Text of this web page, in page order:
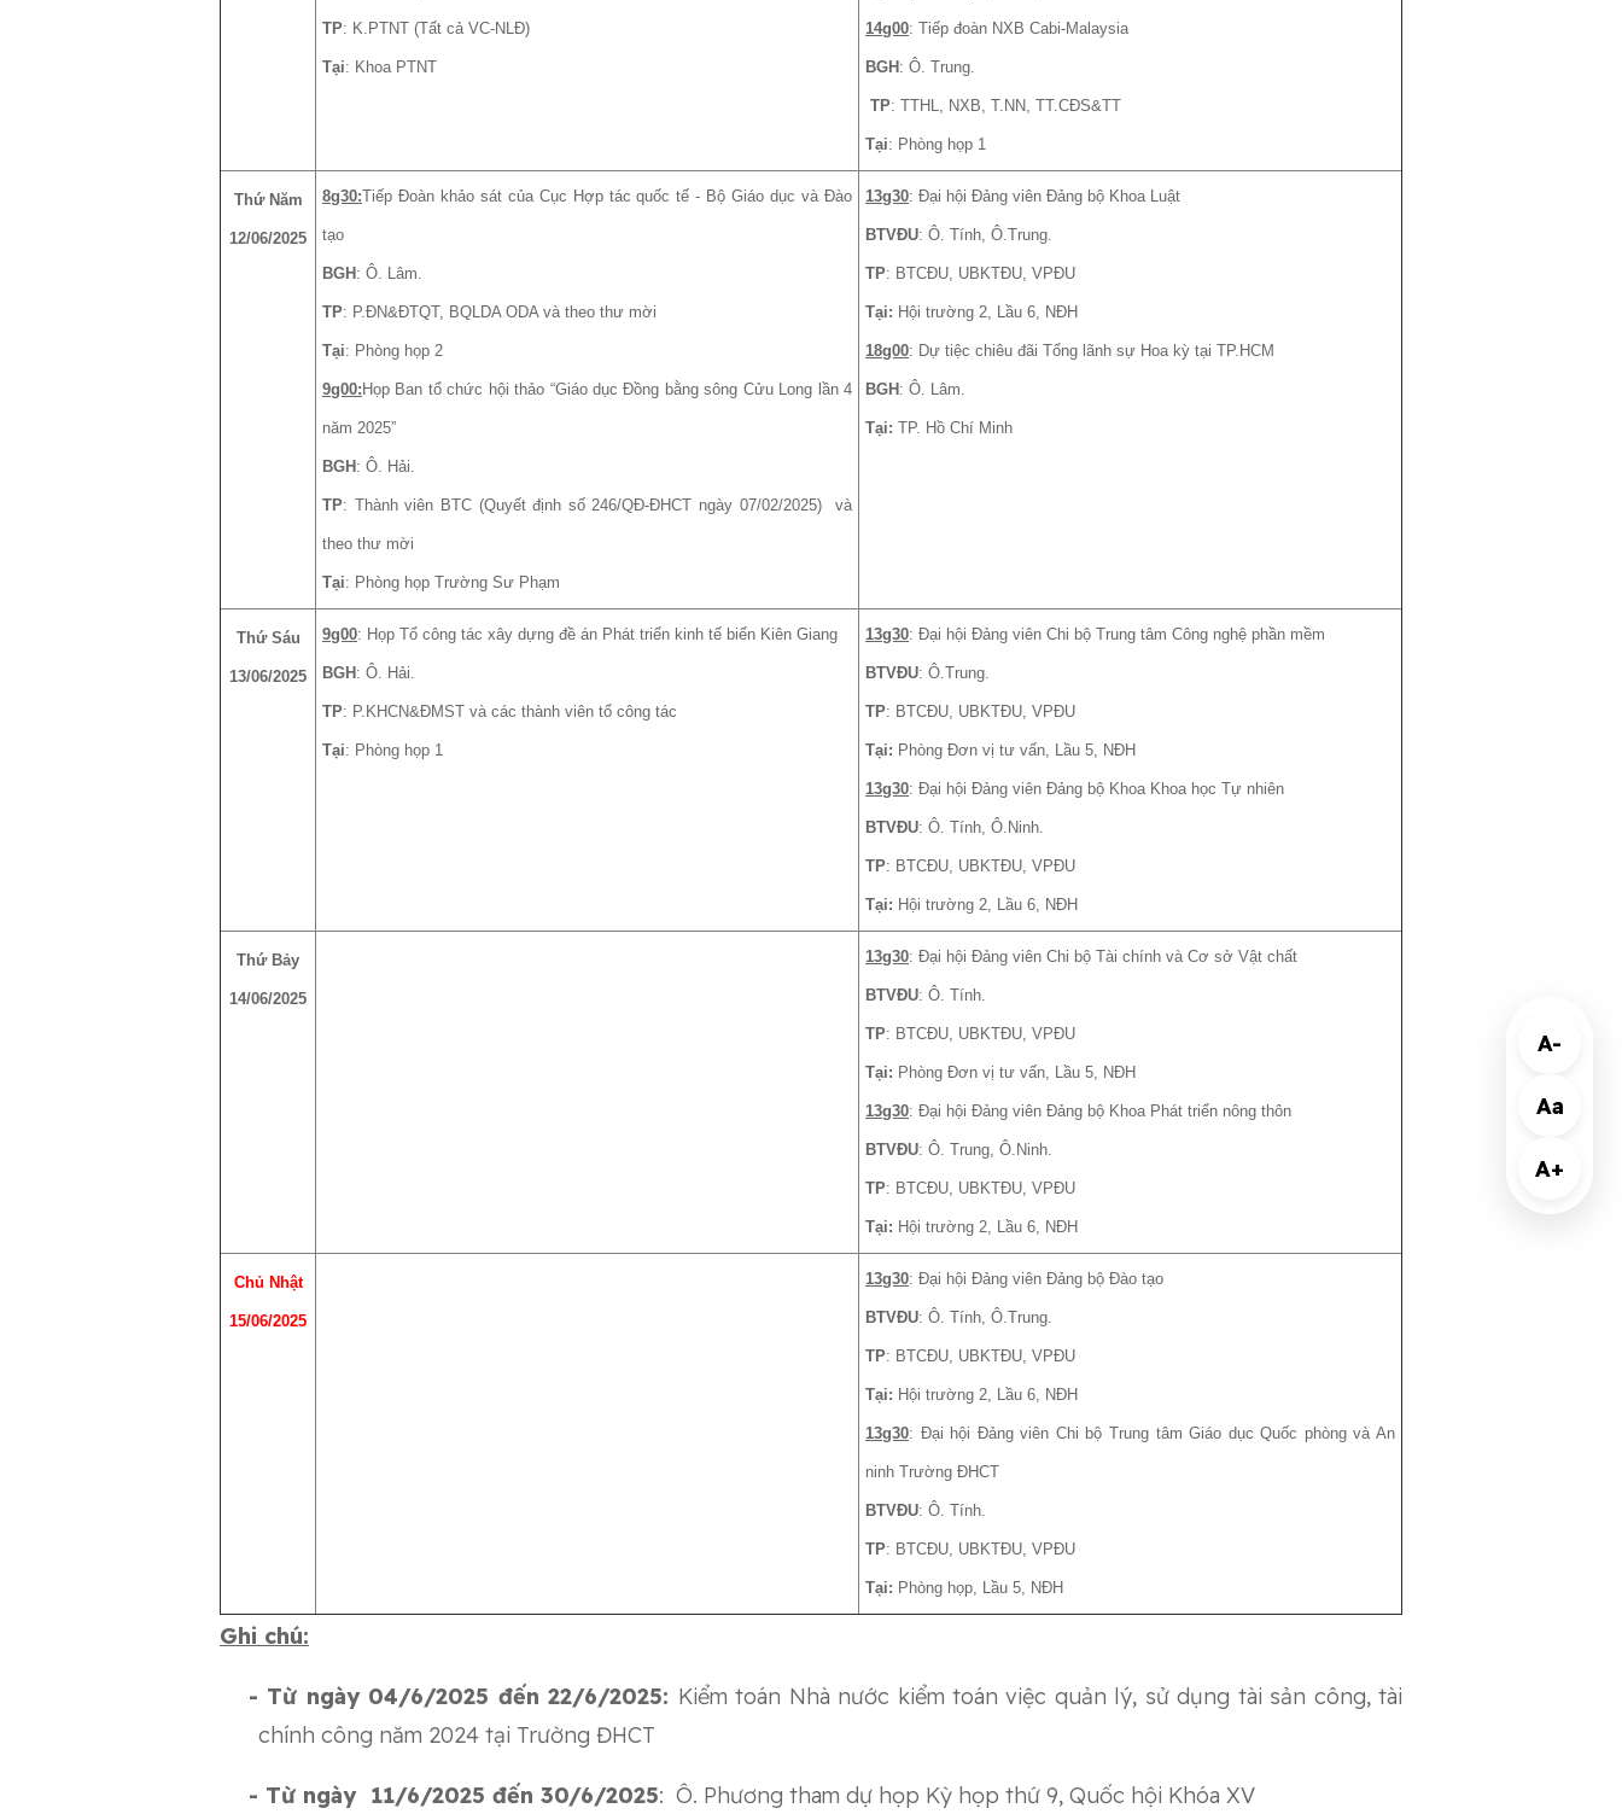
A-
Aa
A+
TP: K.PTNT (Tất cả VC-NLĐ)
Tại: Khoa PTNT
14g00: Tiếp đoàn NXB Cabi-Malaysia
BGH : Ô. Trung.
TP: TTHL, NXB, T.NN, TT.CĐS&TT
Tại: Phòng họp 1
Thứ Năm
12/06/2025
8g30:Tiếp Đoàn khảo sát của Cục Hợp tác quốc tế - Bộ Giáo dục và Đào
tạo
BGH : Ô. Lâm.
TP: P.ĐN&ĐTQT, BQLDA ODA và theo thư mời
Tại: Phòng họp 2
9g00: Họp Ban tổ chức hội thảo “Giáo dục Đồng bằng sông Cửu Long lần 4
năm 2025”
BGH : Ô. Hải.
TP: Thành viên BTC (Quyết định số 246/QĐ-ĐHCT ngày 07/02/2025) và
theo thư mời
Tại: Phòng họp Trường Sư Phạm
13g30: Đại hội Đảng viên Đảng bộ Khoa Luật
BTVĐU: Ô. Tính, Ô.Trung.
TP: BTCĐU, UBKTĐU, VPĐU
Tại: Hội trường 2, Lầu 6, NĐH
18g00: Dự tiệc chiêu đãi Tổng lãnh sự Hoa kỳ tại TP.HCM
BGH : Ô. Lâm.
Tại: TP. Hồ Chí Minh
Thứ Sáu
13/06/2025
9g00: Họp Tổ công tác xây dựng đề án Phát triển kinh tế biển Kiên Giang
BGH : Ô. Hải.
TP: P.KHCN&ĐMST và các thành viên tổ công tác
Tại: Phòng họp 1
13g30: Đại hội Đảng viên Chi bộ Trung tâm Công nghệ phần mềm
BTVĐU: Ô.Trung.
TP: BTCĐU, UBKTĐU, VPĐU
Tại: Phòng Đơn vị tư vấn, Lầu 5, NĐH
13g30: Đại hội Đảng viên Đảng bộ Khoa Khoa học Tự nhiên
BTVĐU: Ô. Tính, Ô.Ninh.
TP: BTCĐU, UBKTĐU, VPĐU
Tại: Hội trường 2, Lầu 6, NĐH
Thứ Bảy
14/06/2025
13g30: Đại hội Đảng viên Chi bộ Tài chính và Cơ sở Vật chất
BTVĐU: Ô. Tính.
TP: BTCĐU, UBKTĐU, VPĐU
Tại: Phòng Đơn vị tư vấn, Lầu 5, NĐH
13g30: Đại hội Đảng viên Đảng bộ Khoa Phát triển nông thôn
BTVĐU: Ô. Trung, Ô.Ninh.
TP: BTCĐU, UBKTĐU, VPĐU
Tại: Hội trường 2, Lầu 6, NĐH
Chủ Nhật
15/06/2025
13g30: Đại hội Đảng viên Đảng bộ Đào tạo
BTVĐU: Ô. Tính, Ô.Trung.
TP: BTCĐU, UBKTĐU, VPĐU
Tại: Hội trường 2, Lầu 6, NĐH
13g30: Đại hội Đảng viên Chi bộ Trung tâm Giáo dục Quốc phòng và An
ninh Trường ĐHCT
BTVĐU: Ô. Tính.
TP: BTCĐU, UBKTĐU, VPĐU
Tại: Phòng họp, Lầu 5, NĐH
Ghi chú:
- Từ ngày 04/6/2025 đến 22/6/2025: Kiểm toán Nhà nước kiểm toán việc quản lý, sử dụng tài sản công, tài
chính công năm 2024 tại Trường ĐHCT
- Từ ngày 11/6/2025 đến 30/6/2025: Ô. Phương tham dự họp Kỳ họp thứ 9, Quốc hội Khóa XV